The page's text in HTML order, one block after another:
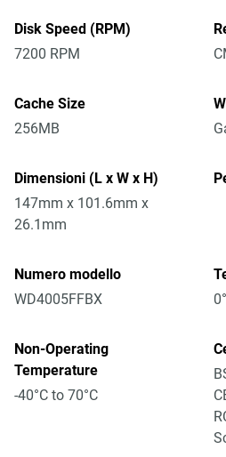
Disk Speed (RPM)
7200 RPM
Cache Size
256MB
Dimensioni (L x W x H)
147mm x 101.6mm x
26.1mm
Numero modello
WD4005FFBX
Non-Operating
Temperature
-40°C to 70°C